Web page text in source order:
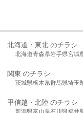
北海道・東北 のチラシ
北海道青森県岩手県宮城
関東 のチラシ
茨城県栃木県群馬県埼玉
甲信越・北陸 のチラシ
新潟県富山県石川県福井